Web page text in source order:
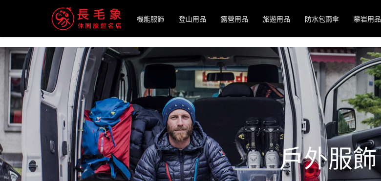
機能服飾
登山用品 露營用品 旅遊用品 防水包雨傘 攀岩用品
戶外服飾